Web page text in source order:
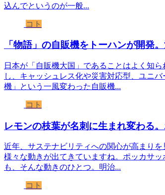
込んでというのが一般...
コト
「物語」の自販機をトーハンが開発
日本が「自販機大国」であることはよく知
し、キャッシュレス化や災害対応型、ユニ
機」という一風変わった自販機...
コト
レモンの枝葉が名刺に生まれ変わる
近年、サステナビリティへの関心が高まり
様々な動きが出てきていますね。ポッカサ
も、そんな動きのひとつ。明治...
コト